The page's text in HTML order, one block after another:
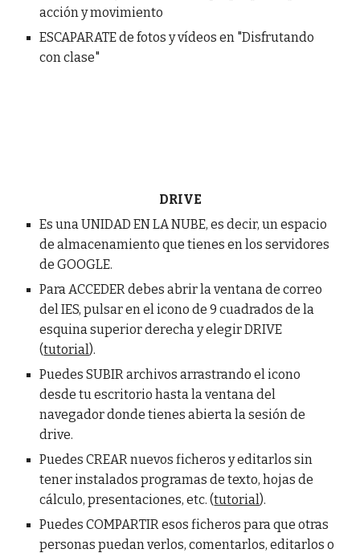
acción y movimiento
ESCAPARATE de fotos y vídeos en "Disfrutando
con clase"
DRIVE
Es una UNIDAD EN LA NUBE, es decir, un espacio
de almacenamiento que tienes en los servidores
de GOOGLE.
Para ACCEDER debes abrir la ventana de correo
del IES, pulsar en el icono de 9 cuadrados de la
esquina superior derecha y elegir DRIVE
(tutorial).
Puedes SUBIR archivos arrastrando el icono
desde tu escritorio hasta la ventana del
navegador donde tienes abierta la sesión de
drive.
Puedes CREAR nuevos ficheros y editarlos sin
tener instalados programas de texto, hojas de
cálculo, presentaciones, etc. (tutorial).
Puedes COMPARTIR esos ficheros para que otras
personas puedan verlos, comentarlos, editarlos o